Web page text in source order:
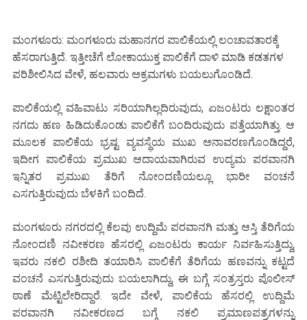
ಮಂಗಳೂರು: ಮಂಗಳೂರು ಮಹಾನಗರ ಪಾಲಿಕೆಯಲ್ಲಿ ಲಂಚಾವತಾರಕ್ಕೆ
ಹೆಸರಾಗುತ್ತಿದೆ. ಇತ್ತೀಚೆಗೆ ಲೋಕಾಯುಕ್ತ ಪಾಲಿಕೆಗೆ ದಾಳಿ ಮಾಡಿ ಕಡತಗಳ
ಪರಿಶೀಲಿಸಿದ ವೇಳೆ, ಹಲವಾರು ಅಕ್ರಮಗಳು ಬಯಲುಗೊಂಡಿದೆ.
ಪಾಲಿಕೆಯಲ್ಲಿ ವಹಿವಾಟು ಸರಿಯಾಗಿಲ್ಲದಿರುವುದು, ಏಜಂಟರು ಲಕ್ಷಾಂತರ
ನಗದು ಹಣ ಹಿಡಿದುಕೊಂಡು ಪಾಲಿಕೆಗೆ ಬಂದಿರುವುದು ಪತ್ತೆಯಾಗಿತ್ತು. ಆ
ಮೂಲಕ ಪಾಲಿಕೆಯ ಭ್ರಷ್ಟ ವ್ಯವಸ್ಥೆಯ ಮುಖ ಅನಾವರಣಗೊಂಡಿದ್ದರೆ,
ಇದೀಗ ಪಾಲಿಕೆಯ ಪ್ರಮುಖ ಆದಾಯವಾಗಿರುವ ಉದ್ಯಮ ಪರವಾನಗಿ
ಇನ್ನಿತರ ಪ್ರಮುಖ ತೆರಿಗೆ ನೋಂದಣಿಯಲ್ಲೂ ಭಾರೀ ವಂಚನೆ
ಎಸಗುತ್ತಿರುವುದು ಬೆಳಕಿಗೆ ಬಂದಿದೆ.
ಮಂಗಳೂರು ನಗರದಲ್ಲಿ ಕೆಲವು ಉದ್ದಿಮೆ ಪರವಾನಗಿ ಮತ್ತು ಆಸ್ತಿ ತೆರಿಗೆಯ
ನೋಂದಣಿ ನವೀಕರಣ ಹೆಸರಲ್ಲಿ ಏಜಂಟರು ಕಾರ್ಯ ನಿರ್ವಹಿಸುತ್ತಿದ್ದು,
ಇವರು ನಕಲಿ ರಶೀದಿ ತಯಾರಿಸಿ ಪಾಲಿಕೆಗೆ ತೆರಿಗೆಯ ಹಣವನ್ನು ಕಟ್ಟದೆ
ವಂಚನೆ ಎಸಗುತ್ತಿರುವುದು ಬಯಲಾಗಿದ್ದು, ಈ ಬಗ್ಗೆ ಸಂತ್ರಸ್ತರು ಪೊಲೀಸ್
ಠಾಣೆ ಮೆಟ್ಟಿಲೇರಿದ್ದಾರೆ. ಇದೇ ವೇಳೆ, ಪಾಲಿಕೆಯ ಹೆಸರಲ್ಲಿ ಉದ್ದಿಮೆ
ಪರವಾನಗಿ ನವೀಕರಣದ ಬಗ್ಗೆ ನಕಲಿ ಪ್ರಮಾಣಪತ್ರಗಳನ್ನು